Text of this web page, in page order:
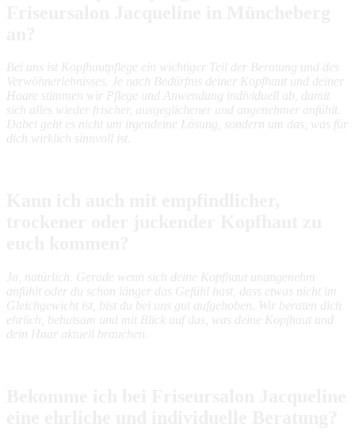
Bei uns ist Kopfhautpflege ein wichtiger Teil der Beratung und des
Verwöhnerlebnisses. Je nach Bedürfnis deiner Kopfhaut und deiner
Haare stimmen wir Pflege und Anwendung individuell ab, damit
sich alles wieder frischer, ausgeglichener und angenehmer anfühlt.
Dabei geht es nicht um irgendeine Lösung, sondern um das, was für
dich wirklich sinnvoll ist.
Ja, natürlich. Gerade wenn sich deine Kopfhaut unangenehm
anfühlt oder du schon länger das Gefühl hast, dass etwas nicht im
Gleichgewicht ist, bist du bei uns gut aufgehoben. Wir beraten dich
ehrlich, behutsam und mit Blick auf das, was deine Kopfhaut und
dein Haar aktuell brauchen.